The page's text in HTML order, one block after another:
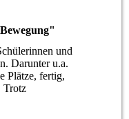
und
Darunter u.a.
Plätze, fertig,
Trotz